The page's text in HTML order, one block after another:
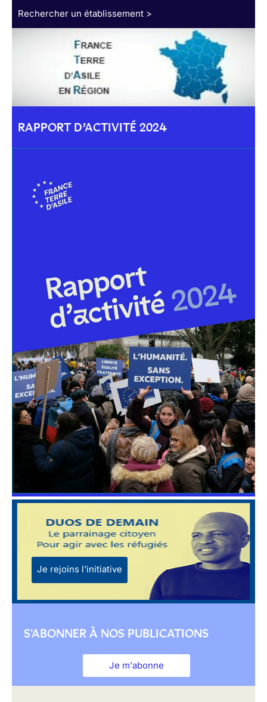
Rechercher un établissement >
RAPPORT D’ACTIVITÉ 2024
Je rejoins l'initiative
S'ABONNER À NOS PUBLICATIONS
Je m'abonne